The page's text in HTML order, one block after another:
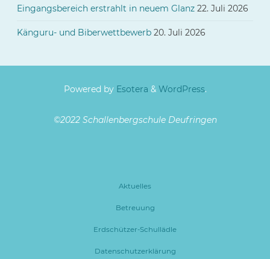
Eingangsbereich erstrahlt in neuem Glanz 22. Juli 2026
Känguru- und Biberwettbewerb 20. Juli 2026
Powered byEsotera & WordPress.
©2022 Schallenbergschule Deufringen
Aktuelles
Betreuung
Erdschützer-Schullädle
Datenschutzerklärung